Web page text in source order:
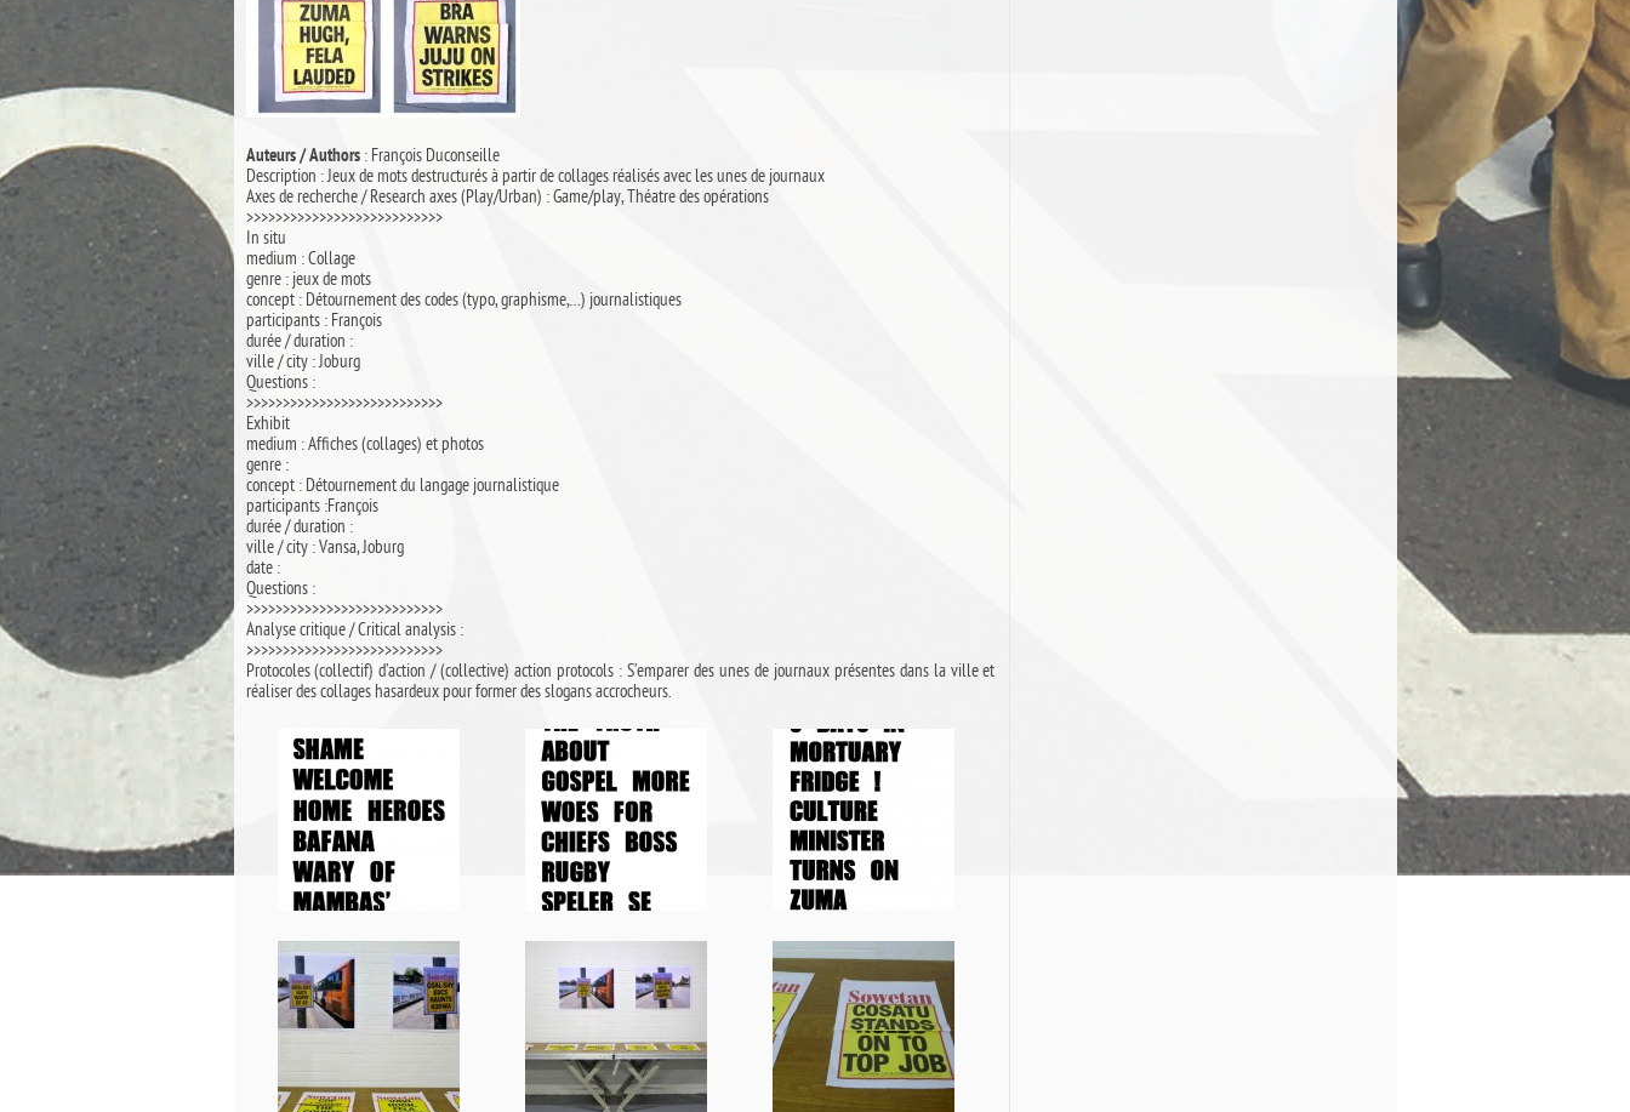
Auteurs / Authors : François Duconseille
Description : Jeux de mots destructurés à partir de collages réalisés avec les unes de journaux
Axes de recherche / Research axes (Play/Urban) : Game/play, Théatre des opérations
>>>>>>>>>>>>>>>>>>>>>>>>>>>
In situ
medium : Collage
genre : jeux de mots
concept : Détournement des codes (typo, graphisme,…) journalistiques
participants : François
durée / duration :
ville / city : Joburg
Questions :
>>>>>>>>>>>>>>>>>>>>>>>>>>>
Exhibit
medium : Affiches (collages) et photos
genre :
concept : Détournement du langage journalistique
participants :François
durée / duration :
ville / city : Vansa, Joburg
date :
Questions :
>>>>>>>>>>>>>>>>>>>>>>>>>>>
Analyse critique / Critical analysis :
>>>>>>>>>>>>>>>>>>>>>>>>>>>
Protocoles (collectif) d’action / (collective) action protocols : S’emparer des unes de journaux présentes dans la ville et
réaliser des collages hasardeux pour former des slogans accrocheurs.